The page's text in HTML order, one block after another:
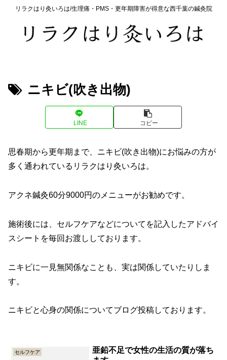
リラクはり灸いろは/生理痛・PMS・更年期障害が得意な西千葉の鍼灸院
ニキビ(吹き出物)
LINE コピー
思春期から更年期まで、ニキビ(吹き出物)にお悩みの方が
多く通われているリラクはり灸いろは。
アクネ鍼灸60分9000円のメニューがお勧めです。
施術後には、セルフケアなどについてを記入したアドバイ
スシートを毎回お渡ししております。
ニキビに一見無関係なことも、実は関係していたりしま
す。
ニキビと心身の関係についてブログ投稿しております。
セルフケア
亜鉛不足で女性の生活の質が落ち